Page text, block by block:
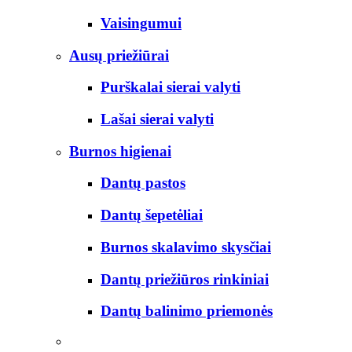
Vaisingumui
Ausų priežiūrai
Purškalai sierai valyti
Lašai sierai valyti
Burnos higienai
Dantų pastos
Dantų šepetėliai
Burnos skalavimo skysčiai
Dantų priežiūros rinkiniai
Dantų balinimo priemonės